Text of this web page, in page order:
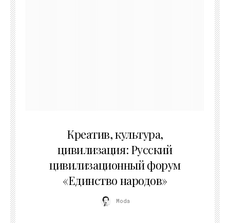
Креатив, культура,
цивилизация: Русский
цивилизационный форум
«Единство народов»
Moda